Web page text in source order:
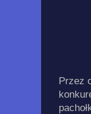
Przez